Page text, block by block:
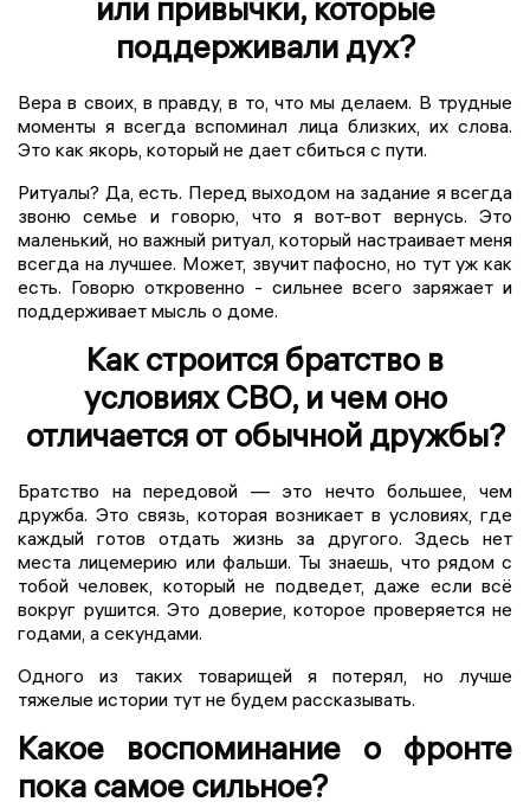
или привычки, которые
поддерживали дух?
Вера в своих, в правду, в то, что мы делаем. В трудные
моменты я всегда вспоминал лица близких, их слова.
Это как якорь, который не дает сбиться с пути.
Ритуалы? Да, есть. Перед выходом на задание я всегда
звоню семье и говорю, что я вот-вот вернусь. Это
маленький, но важный ритуал, который настраивает меня
всегда на лучшее. Может, звучит пафосно, но тут уж как
есть. Говорю откровенно - сильнее всего заряжает и
поддерживает мысль о доме.
Как строится братство в
условиях СВО, и чем оно
отличается от обычной дружбы?
Братство на передовой — это нечто большее, чем
дружба. Это связь, которая возникает в условиях, где
каждый готов отдать жизнь за другого. Здесь нет
места лицемерию или фальши. Ты знаешь, что рядом с
тобой человек, который не подведет, даже если всё
вокруг рушится. Это доверие, которое проверяется не
годами, а секундами.
Одного из таких товарищей я потерял, но лучше
тяжелые истории тут не будем рассказывать.
Какое воспоминание о фронте
пока самое сильное?